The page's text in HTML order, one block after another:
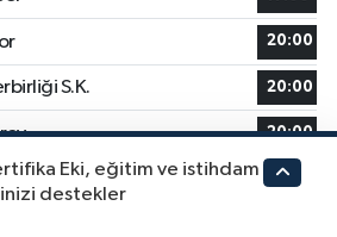
20:00
S.K. 20:00
20:00
20:00
Eki, eğitim ve istihdam
destekler